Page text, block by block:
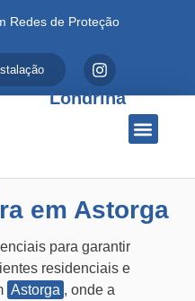
Redes de Proteção
Londrina
em Astorga
para garantir
residenciais e
Astorga , onde a